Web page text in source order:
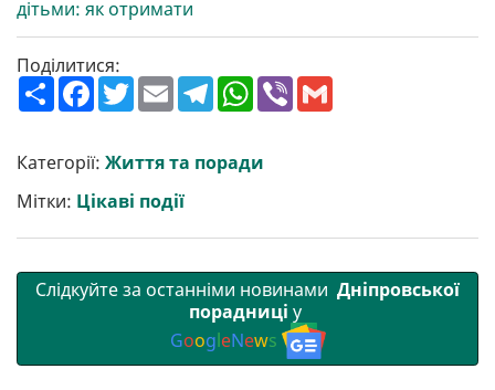
дітьми: як отримати
Поділитися:
П
о
р
и
т
и
F
a
b
o
o
k
T
w
t
e
r
E
m
l
T
e
g
r
W
h
s
A
V
Категорії: Життя та поради
Мітки: Цікаві події
Слідкуйте за останніми новинами Дніпровської
порадниці у
GoogleNews